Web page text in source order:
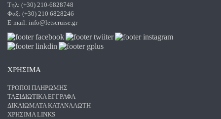
Τηλ: (+30) 210-6828748
Φαξ: (+30) 210 6828246
E-mail: info@letscruise.gr
ΧΡΗΣΙΜΑ
ΤΡΌΠΟΙ ΠΛΗΡΩΜΉΣ
ΤΑΞΙΔΙΩΤΙΚΆ ΈΓΓΡΑΦΑ
ΔΙΚΑΙΏΜΑΤΑ ΚΑΤΑΝΑΛΩΤΉ
ΧΡΉΣΙΜΑ LINKS